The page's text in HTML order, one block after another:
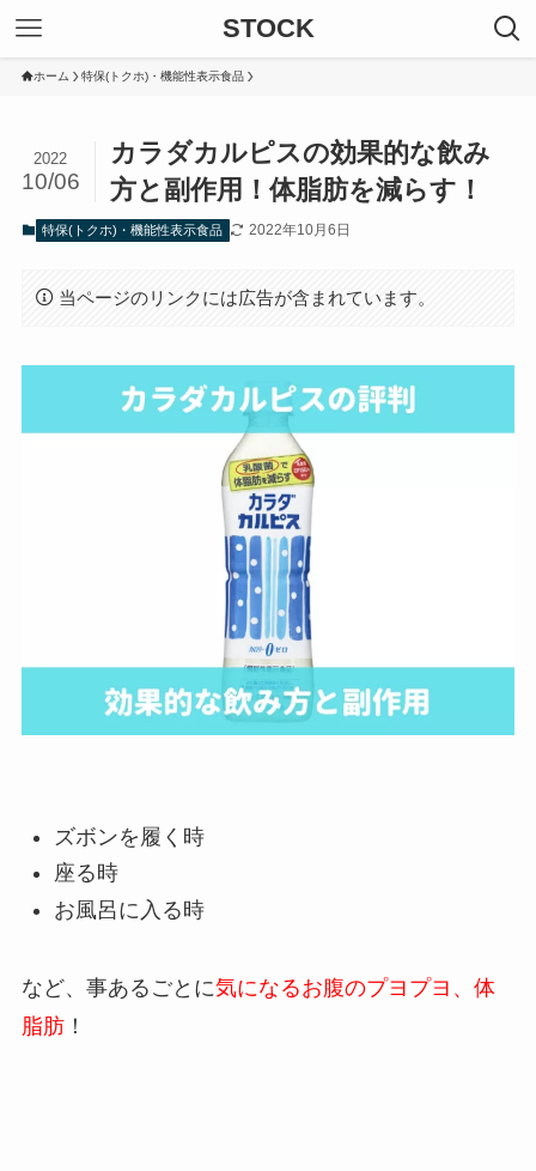
STOCK
ホーム 特保(トクホ)・機能性表示食品
カラダカルピスの効果的な飲み
方と副作用！体脂肪を減らす！
2022
10/06
特保(トクホ)・機能性表示食品 2022年10月6日
当ページのリンクには広告が含まれています。
ズボンを履く時
座る時
お風呂に入る時
など、事あるごとに気になるお腹のプヨプヨ、体
脂肪！